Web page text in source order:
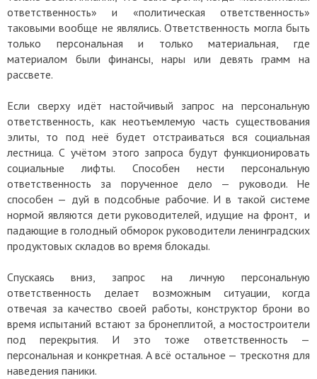
ответственность» и «политическая ответственность»
таковыми вообще не являлись. Ответственность могла быть
только персональная и только материальная, где
материалом были финансы, нары или девять грамм на
рассвете.
Если сверху идёт настойчивый запрос на персональную
ответственность, как неотъемлемую часть существования
элиты, то под неё будет отстраиваться вся социальная
лестница. С учётом этого запроса будут функционировать
социальные лифты. Способен нести персональную
ответственность за порученное дело — руководи. Не
способен — дуй в подсобные рабочие. И в такой системе
нормой являются дети руководителей, идущие на фронт, и
падающие в голодный обморок руководители ленинградских
продуктовых складов во время блокады.
Спускаясь вниз, запрос на личную персональную
ответственность делает возможным ситуации, когда
отвечая за качество своей работы, конструктор брони во
время испытаний встают за бронеплитой, а мостостроители
под перекрытия. И это тоже ответственность —
персональная и конкретная. А всё остальное — трескотня для
наведения паники.